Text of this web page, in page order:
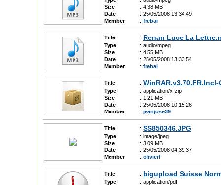
Size
: 4.38 MB
Date
: 25/05/2008 13:34:49
Member
: frebai
Title : Renan Luce La
Type : audio/mpeg
Size
: 4.55 MB
Date
: 25/05/2008 13:33:54
Member
: frebai
Title : WinRAR.v3.70.FR.Incl-
Type : application/x-zip
Size
: 1.21 MB
Date
: 25/05/2008 10:15:26
Member
: jeanjose39
Title : SS850346.JPG
Type : image/jpeg
Size
: 3.09 MB
Date
: 25/05/2008 04:39:37
Member
: olivierf
Title : bigupload Suisse
Type : application/pdf